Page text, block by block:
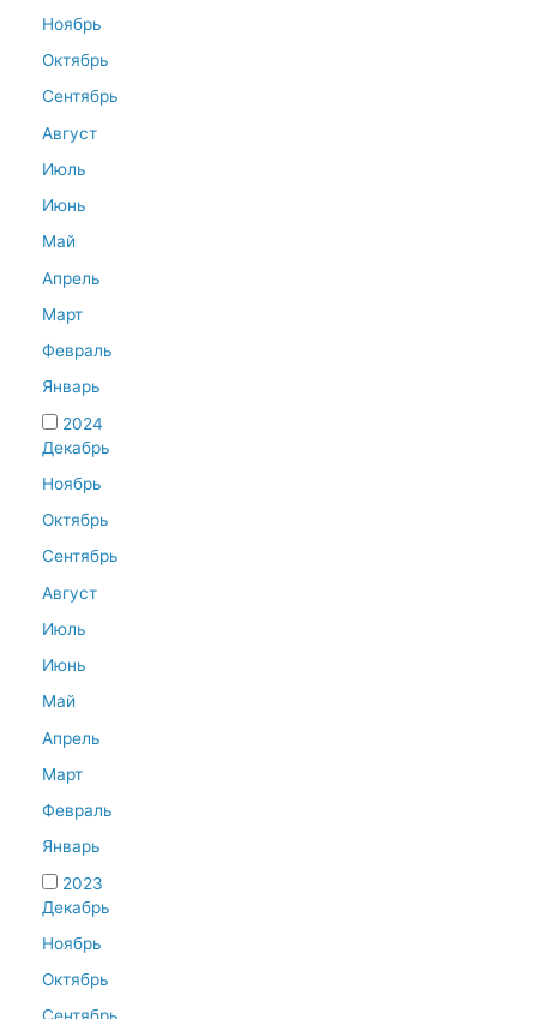
Ноябрь
Октябрь
Сентябрь
Август
Июль
Июнь
Май
Апрель
Март
Февраль
Январь
2024
Декабрь
Ноябрь
Октябрь
Сентябрь
Август
Июль
Июнь
Май
Апрель
Март
Февраль
Январь
2023
Декабрь
Ноябрь
Октябрь